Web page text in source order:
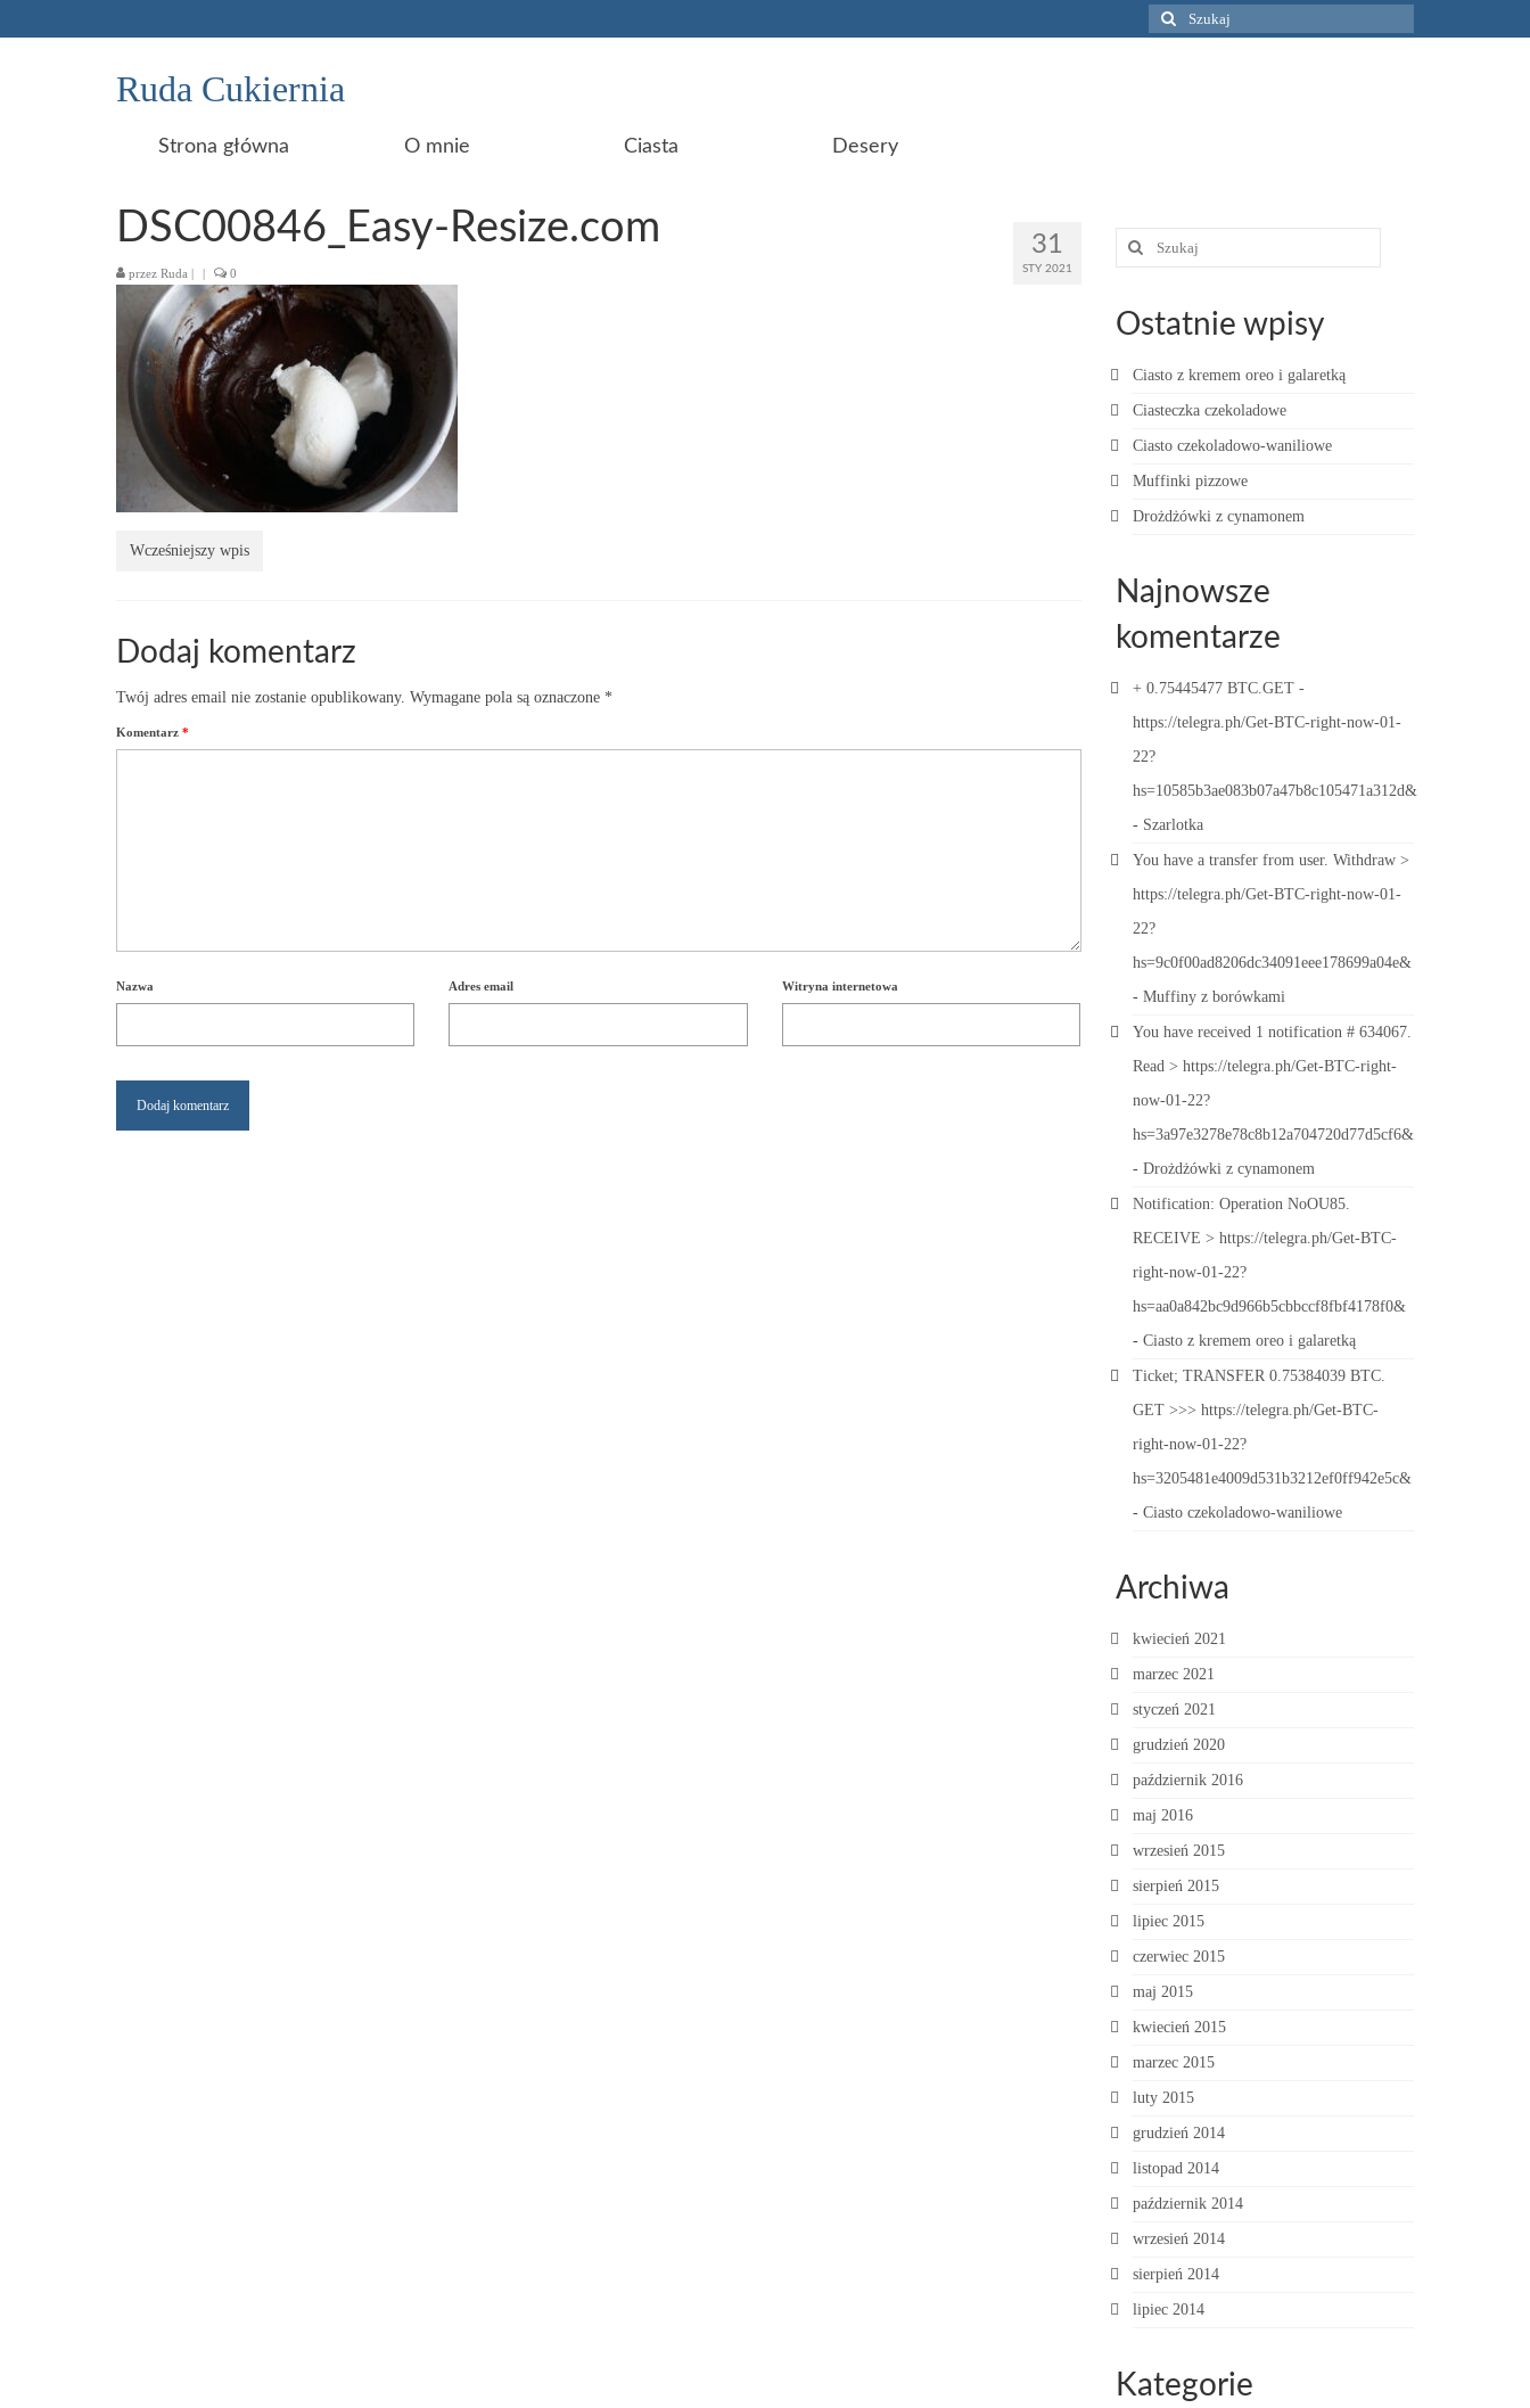
Szuklaj
w:
Ruda Cukiernia
Strona główna O mnie Ciasta Desery
31
STY 2021
DSC00846_Easy-Resize.com
przez Ruda | | 0
Wcześniejszy wpis
Dodaj komentarz
Twój adres email nie zostanie opublikowany. Wymagane pola są oznaczone *
Komentarz *
Nazwa Adres email Witryna internetowa
Szuklaj
Ostatnie wpisy
Ciasto z kremem oreo i galaretką
Ciasteczka czekoladowe
Ciasto czekoladowo-waniliowe
Muffinki pizzowe
Drożdżówki z cynamonem
Najnowsze
komentarze
+ 0.75445477 BTC.GET -
https://telegra.ph/Get-BTC-right-now-01-
22?
hs=10585b3ae083b07a47b8c105471a312d&
- Szarlotka
You have a transfer from user. Withdrаw >
https://telegra.ph/Get-BTC-right-now-01-
22?
hs=9c0f00ad8206dc34091eee178699a04e&
- Muffiny z borówkami
You have received 1 notification # 634067.
Read > https://telegra.ph/Get-BTC-right-
now-01-22?
hs=3a97e3278e78c8b12a704720d77d5cf6&
- Drożdżówki z cynamonem
Notification: Operation NoOU85.
RECEIVE > https://telegra.ph/Get-BTC-
right-now-01-22?
hs=aa0a842bc9d966b5cbbccf8fbf4178f0&
- Ciasto z kremem oreo i galaretką
Ticket; TRANSFER 0.75384039 BTC.
GET >>> https://telegra.ph/Get-BTC-
right-now-01-22?
hs=3205481e4009d531b3212ef0ff942e5c&
- Ciasto czekoladowo-waniliowe
Archiwa
kwiecień 2021
marzec 2021
styczeń 2021
grudzień 2020
październik 2016
maj 2016
wrzesień 2015
sierpień 2015
lipiec 2015
czerwiec 2015
maj 2015
kwiecień 2015
marzec 2015
luty 2015
grudzień 2014
listopad 2014
październik 2014
wrzesień 2014
sierpień 2014
lipiec 2014
Kategorie